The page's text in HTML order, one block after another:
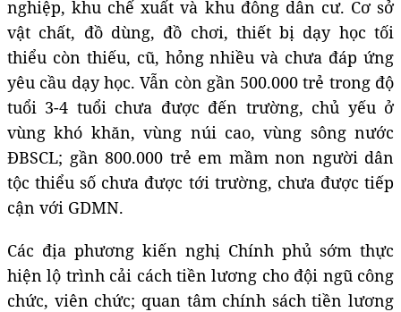
nghiệp, khu chế xuất và khu đông dân cư. Cơ sở
vật chất, đồ dùng, đồ chơi, thiết bị dạy học tối
thiểu còn thiếu, cũ, hỏng nhiều và chưa đáp ứng
yêu cầu dạy học. Vẫn còn gần 500.000 trẻ trong độ
tuổi 3-4 tuổi chưa được đến trường, chủ yếu ở
vùng khó khăn, vùng núi cao, vùng sông nước
ĐBSCL; gần 800.000 trẻ em mầm non người dân
tộc thiểu số chưa được tới trường, chưa được tiếp
cận với GDMN.
Các địa phương kiến nghị Chính phủ sớm thực
hiện lộ trình cải cách tiền lương cho đội ngũ công
chức, viên chức; quan tâm chính sách tiền lương